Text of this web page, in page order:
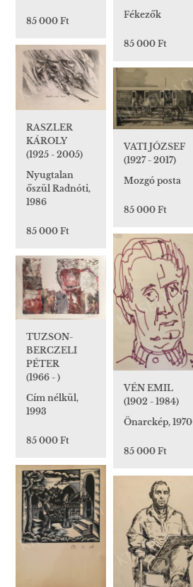
85 000 Ft
Fékezők
85 000 Ft
RASZLER
KÁROLY
(1925 - 2005)
Nyugtalan
őszül Radnóti,
1986
85 000 Ft
VATI JÓZSEF
(1927 - 2017)
Mozgó posta
85 000 Ft
VÉN EMIL
(1902 - 1984)
Önarckép, 1970
85 000 Ft
TUZSON-
BERCZELI
PÉTER
(1966 - )
Cím nélkül,
1993
85 000 Ft